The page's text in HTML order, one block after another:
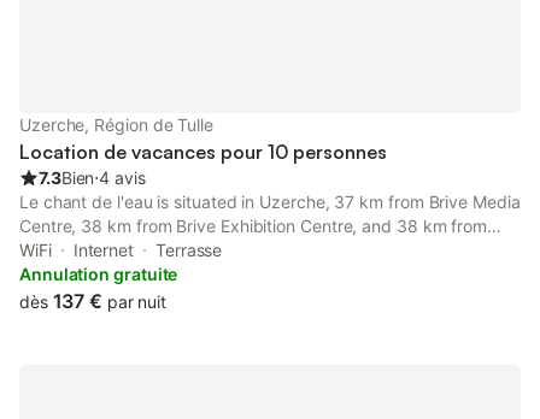
Uzerche, Région de Tulle
Location de vacances pour 10 personnes
7.3Bien⋅4 avis
Le chant de l'eau is situated in Uzerche, 37 km from Brive Media
Centre, 38 km from Brive Exhibition Centre, and 38 km from
Brive Commercial Court. This holiday home provides free private
parking, a concierge service and free WiFi.
WiFi Internet
Terrasse
Annulation gratuite
dès 137 € par nuit